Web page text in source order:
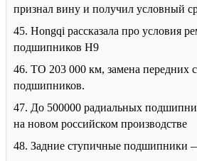
признал вину и получил условный
45. Hongqi рассказала про условия
подшипников H9
46. ТО 203 000 км, замена передних
подшипников.
47. До 500000 радиальных
на новом российском производстве
48. Задние ступичные подшипники